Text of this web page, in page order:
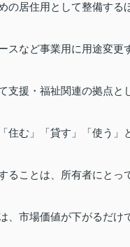
の居住用として整備す
スなど事業用に用途変
支援・福祉関連の拠点
住む」「貸す」「使う
ることは、所有者にと
、市場価値が下がるだ